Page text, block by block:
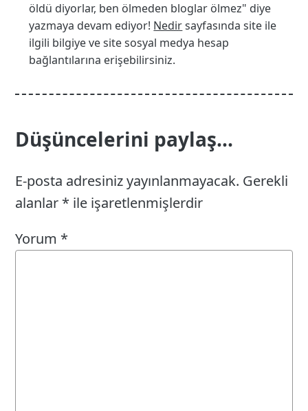
öldü diyorlar, ben ölmeden bloglar ölmez" diye
yazmaya devam ediyor! Nedirsayfasında site ile
ilgili bilgiye ve site sosyal medya hesap
bağlantılarına erişebilirsiniz.
Düşüncelerini paylaş...
E-posta adresiniz yayınlanmayacak. Gerekli
alanlar * ile işaretlenmişlerdir
Yorum *